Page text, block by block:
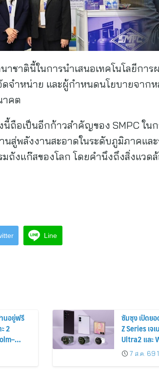
นาชาตินี้ในการนำเสนอเทคโนโลยีก
จำหน่าย และผู้กำหนดนโยบายจากห
าคต
นี้ถือเป็นอีกก้าวสำคัญของ SMPC ใน
นสู่พลังงานสะอาดในระดับภูมิภาคแ
ถังแก๊สของโลก โดยคำนึงถึงสิ่งแวด
Line
นอยู่ฟรี
2
ม
ซัมซุง เปิดย
Z Series เจ
Ultra2 และ
ก่อนหน้ากว่า
7 ส.ค. 69